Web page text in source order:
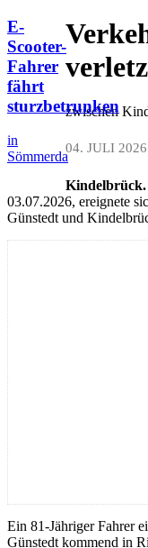
E-
Scooter-
Fahrer
fährt
sturzbetrunken
in
Sömmerda
zwischen
04. JULI 2026
Kindelbrück.
03.07.2026, ereignete
Günstedt und
Ein 81-Jähriger Fahrer
Günstedt kommend in